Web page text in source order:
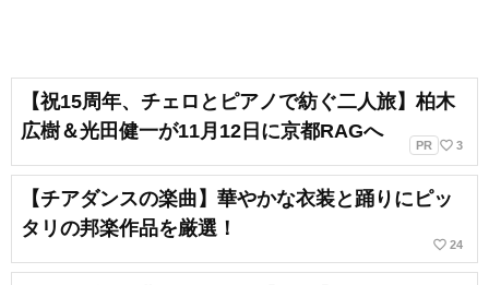
【祝15周年、チェロとピアノで紡ぐ二人旅】柏木
広樹＆光田健一が11月12日に京都RAGへ
PR favorite_border 3
【チアダンスの楽曲】華やかな衣装と踊りにピッ
タリの邦楽作品を厳選！
favorite_border 24